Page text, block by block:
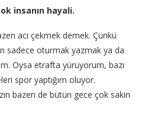
insanın hayali.
acı çekmek demek. Çünkü
sadece oturmak yazmak ya da
Oysa etrafta yürüyorum, bazı
spor yaptığım oluyor.
bazen de bütün gece çok sakin